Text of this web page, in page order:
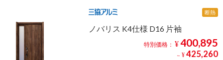
断熱
ノバリス K4仕様 D16 片袖
特別価格： ¥400,895
～ ¥ 425,260